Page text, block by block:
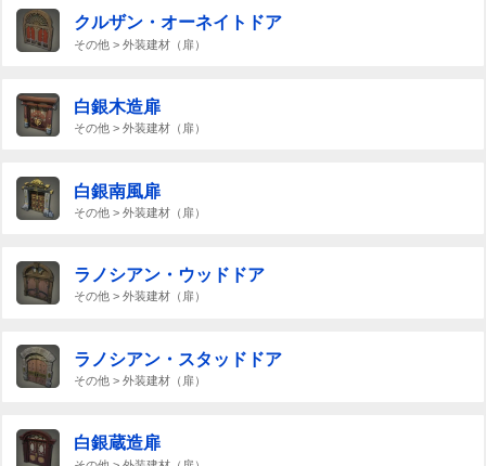
クルザン・オーネイトドア
その他 > 外装建材（扉）
白銀木造扉
その他 > 外装建材（扉）
白銀南風扉
その他 > 外装建材（扉）
ラノシアン・ウッドドア
その他 > 外装建材（扉）
ラノシアン・スタッドドア
その他 > 外装建材（扉）
白銀蔵造扉